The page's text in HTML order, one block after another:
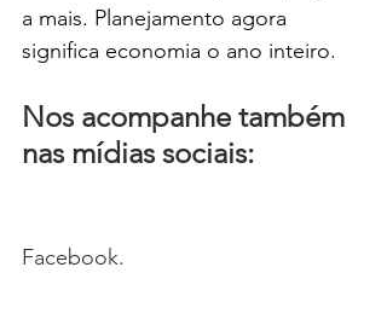
a mais. Planejamento agora
significa economia o ano inteiro.
Nos acompanhe também
nas mídias sociais:
Facebook.